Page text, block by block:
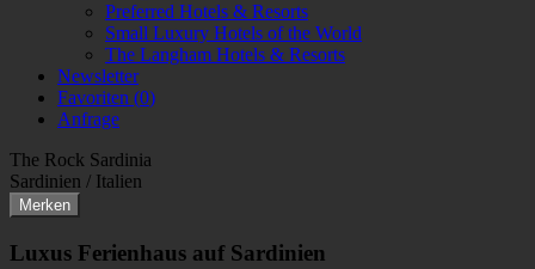
Preferred Hotels & Resorts
Small Luxury Hotels of the World
The Langham Hotels & Resorts
Newsletter
Favoriten (0)
Anfrage
The Rock Sardinia
Sardinien / Italien
Merken
Luxus Ferienhaus auf Sardinien